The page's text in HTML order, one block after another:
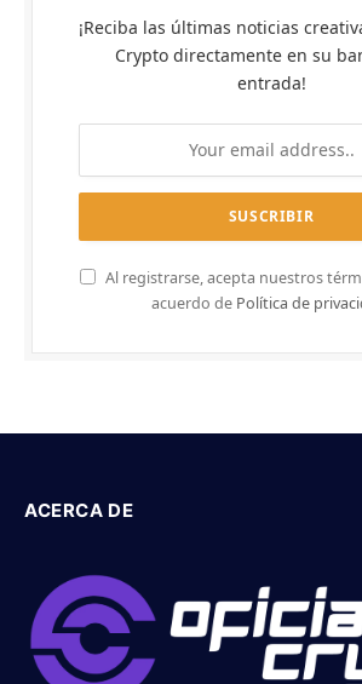
¡Reciba las últimas noticias
Crypto directamente en su
entrada!
Al registrarse, acepta nuestros
acuerdo de Política de
ACERCA DE